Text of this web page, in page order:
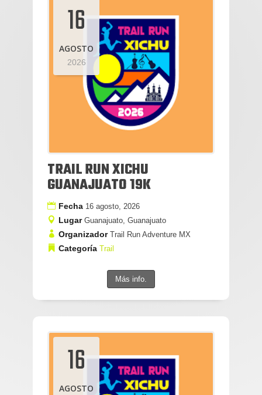
16
AGOSTO
2026
TRAIL RUN XICHU
GUANAJUATO 19K
Fecha 16 agosto, 2026
Lugar Guanajuato, Guanajuato
Organizador Trail Run Adventure MX
Categoría Trail
Más info.
16
AGOSTO